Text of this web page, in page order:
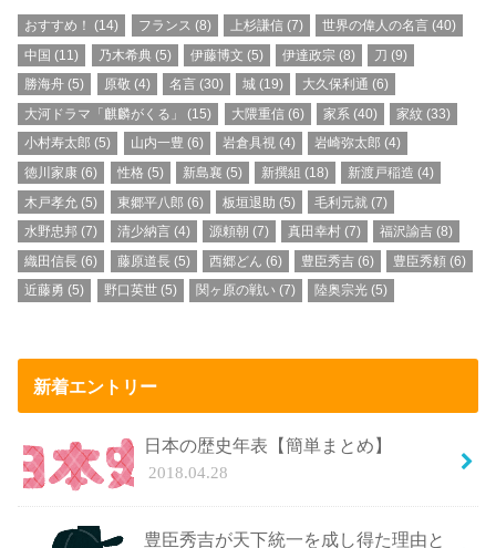
おすすめ！ (14) フランス (8) 上杉謙信(7) 世界の偉人の名言 (40)
中国 (11) 乃木希典(5) 伊藤博文 (5) 伊達政宗 (8) 刀 (9)
勝海舟 (5) 原敬 (4) 名言(30) 城 (19) 大久保利通 (6)
大河ドラマ「麒麟がくる」
(15) 大隈重信(6) 家系(40) 家紋 (33)
小村寿太郎 (5) 山内一豊 (6) 岩倉具視(4) 岩崎弥太郎 (4)
徳川家康 (6) 性格 (5) 新島襄 (5) 新撰組 (18) 新渡戸稲造 (4)
木戸孝允 (5) 東郷平八郎 (6) 板垣退助 (5) 毛利元就 (7)
水野忠邦 (7) 清少納言(4) 源頼朝 (7) 真田幸村 (7) 福沢諭吉 (8)
織田信長 (6) 藤原道長(5) 西郷どん (6) 豊臣秀吉 (6) 豊臣秀頼 (6)
近藤勇 (5) 野口英世(5) 関ヶ原の戦い(7) 陸奥宗光 (5)
新着エントリー
日本の歴史年表【簡単まとめ】
2018.04.28
豊臣秀吉が天下統一を成し得た理由と